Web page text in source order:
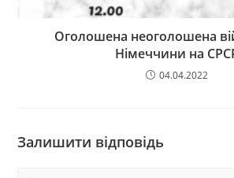
Оголошена неоголошена
Німеччини на
04.04.2022
Залишити відповідь